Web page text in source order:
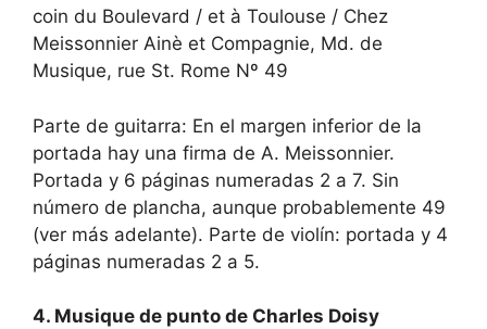
coin du Boulevard / et à Toulouse / Chez
Meissonnier Ainè et Compagnie, Md. de
Musique, rue St. Rome Nº 49
Parte de guitarra: En el margen inferior de la
portada hay una firma de A. Meissonnier.
Portada y 6 páginas numeradas 2 a 7. Sin
número de plancha, aunque probablemente 49
(ver más adelante). Parte de violín: portada y 4
páginas numeradas 2 a 5.
4. Musique de punto de Charles Doisy